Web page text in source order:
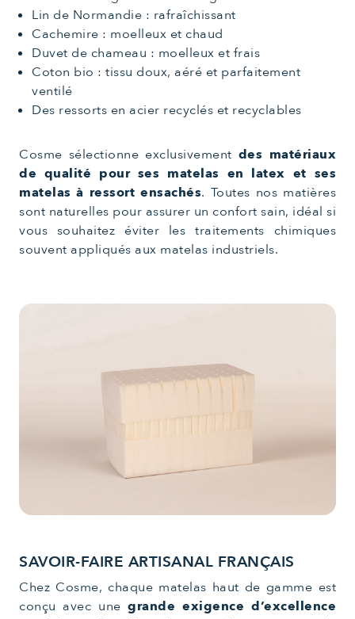
Lin de Normandie : rafraîchissant
Cachemire : moelleux et chaud
Duvet de chameau : moelleux et frais
Coton bio : tissu doux, aéré et parfaitement
ventilé
Des ressorts en acier recyclés et recyclables
Cosme sélectionne exclusivement des matériaux
de qualité pour ses matelas en latex et ses
matelas à ressort ensachés. Toutes nos matières
sont naturelles pour assurer un confort sain, idéal si
vous souhaitez éviter les traitements chimiques
souvent appliqués aux matelas industriels.
SAVOIR-FAIRE ARTISANAL FRANÇAIS
Chez Cosme, chaque matelas haut de gamme est
conçu avec unegrande exigence d’excellence